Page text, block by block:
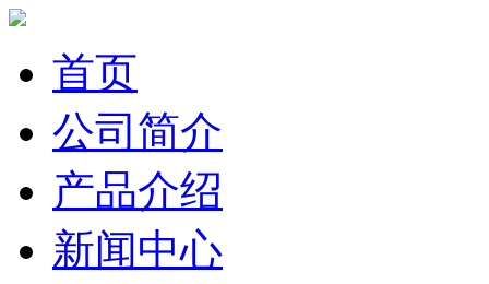
首页
公司简介
产品介绍
新闻中心